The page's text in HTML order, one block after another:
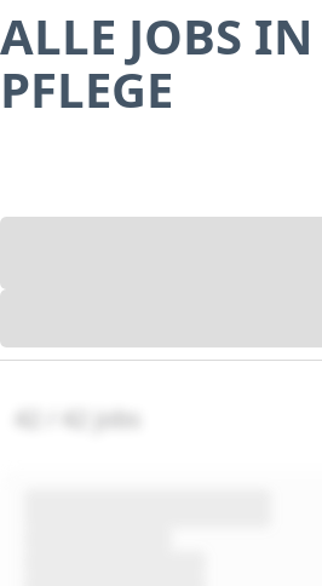
ALLE JOBS
PFLEGE
42 / 42 jobs